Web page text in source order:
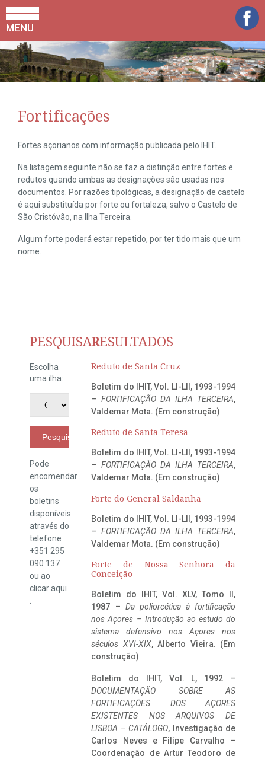
MENU
Fortificações
Fortes açorianos com informação publicada pelo IHIT.
Na listagem seguinte não se faz a distinção entre fortes e
redutos quando ambas as designações são usadas nos
documentos. Por razões tipológicas, a designação de castelo
é aqui substituída por forte ou fortaleza, salvo o Castelo de
São Cristóvão, na Ilha Terceira.
Algum forte poderá estar repetido, por ter tido mais que um
nome.
PESQUISAR
Escolha
uma ilha:
Pesquisar
Pode
encomendar
os
boletins
disponíveis
através do
telefone
+351 295
090 137
ou ao
clicaraqui
RESULTADOS
Reduto de Santa Cruz
Boletim do IHIT, Vol. LI-LII, 1993-1994
– FORTIFICAÇÃO DA ILHA TERCEIRA,
Valdemar Mota. (Em construção)
Reduto de Santa Teresa
Boletim do IHIT, Vol. LI-LII, 1993-1994
– FORTIFICAÇÃO DA ILHA TERCEIRA,
Valdemar Mota. (Em construção)
Forte do General Saldanha
Boletim do IHIT, Vol. LI-LII, 1993-1994
– FORTIFICAÇÃO DA ILHA TERCEIRA,
Valdemar Mota. (Em construção)
Forte de Nossa Senhora da
Conceição
Boletim do IHIT, Vol. XLV, Tomo II,
1987 – Da poliorcética à fortificação
nos Açores – Introdução ao estudo do
sistema defensivo nos Açores nos
séculos XVI-XIX, Alberto Vieira. (Em
construção)
Boletim do IHIT, Vol. L, 1992 –
DOCUMENTAÇÃO SOBRE AS
FORTIFICAÇÕES DOS AÇORES
EXISTENTES NOS ARQUIVOS DE
LISBOA – CATÁLOGO, Investigação de
Carlos Neves e Filipe Carvalho –
Coordenação de Artur Teodoro de